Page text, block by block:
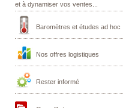
et à dynamiser vos ventes...
Baromètres et études ad hoc
Nos offres logistiques
Rester informé